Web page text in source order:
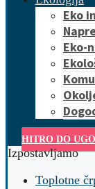
Eko
Eko-
HITRO DO
Izpostavljamo
Toplotne